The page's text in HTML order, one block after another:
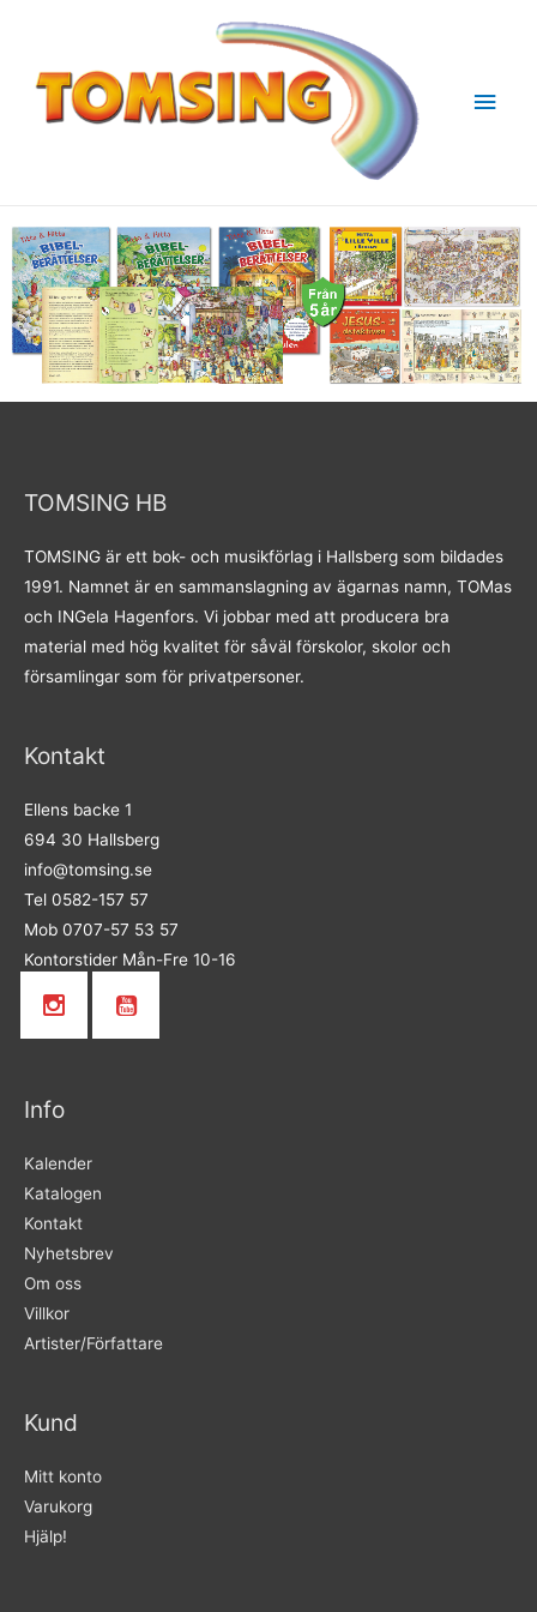
TOMSING HB
TOMSING är ett bok- och musikförlag i Hallsberg som bildades
1991. Namnet är en sammanslagning av ägarnas namn, TOMas
och INGela Hagenfors. Vi jobbar med att producera bra
material med hög kvalitet för såväl förskolor, skolor och
församlingar som för privatpersoner.
Kontakt
Ellens backe 1
694 30 Hallsberg
info@tomsing.se
Tel 0582-157 57
Mob 0707-57 53 57
Kontorstider Mån-Fre 10-16
Info
Kalender
Katalogen
Kontakt
Nyhetsbrev
Om oss
Villkor
Artister/Författare
Kund
Mitt konto
Varukorg
Hjälp!